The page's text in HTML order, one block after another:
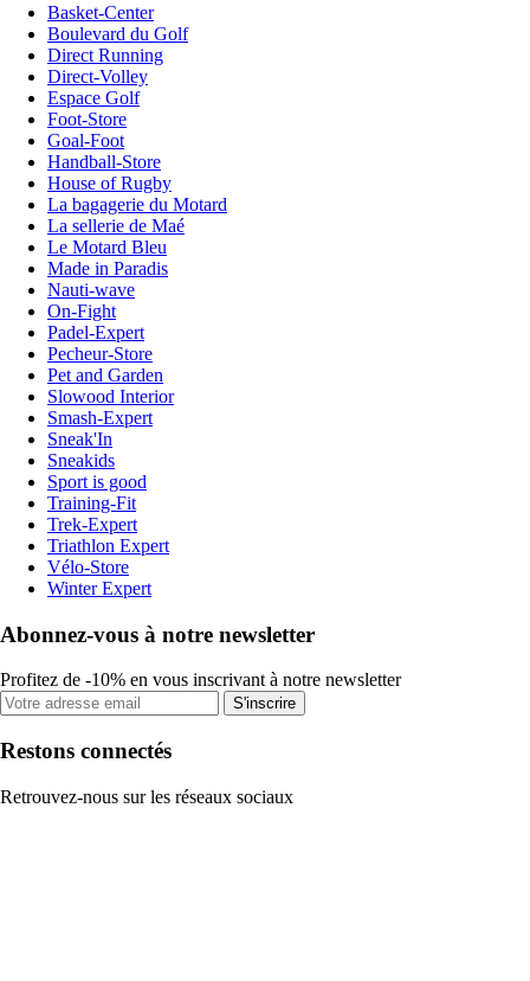
Basket-Center
Boulevard du Golf
Direct Running
Direct-Volley
Espace Golf
Foot-Store
Goal-Foot
Handball-Store
House of Rugby
La bagagerie du Motard
La sellerie de Maé
Le Motard Bleu
Made in Paradis
Nauti-wave
On-Fight
Padel-Expert
Pecheur-Store
Pet and Garden
Slowood Interior
Smash-Expert
Sneak'In
Sneakids
Sport is good
Training-Fit
Trek-Expert
Triathlon Expert
Vélo-Store
Winter Expert
Abonnez-vous à notre newsletter
Profitez de -10% en vous inscrivant à notre newsletter
S'inscrire
Restons connectés
Retrouvez-nous sur les réseaux sociaux